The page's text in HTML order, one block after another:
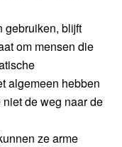
gebruiken, blijft
om mensen die
algemeen hebben
de weg naar de
ze arme